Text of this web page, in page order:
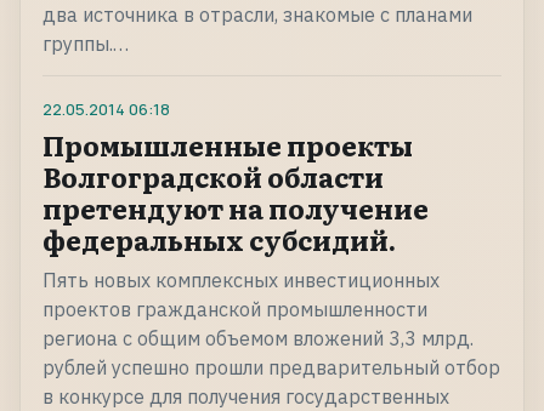
два источника в отрасли, знакомые с планами
группы.…
22.05.2014 06:18
Промышленные проекты
Волгоградской области
претендуют на получение
федеральных субсидий.
Пять новых комплексных инвестиционных
проектов гражданской промышленности
региона с общим объемом вложений 3,3 млрд.
рублей успешно прошли предварительный отбор
в конкурсе для получения государственных